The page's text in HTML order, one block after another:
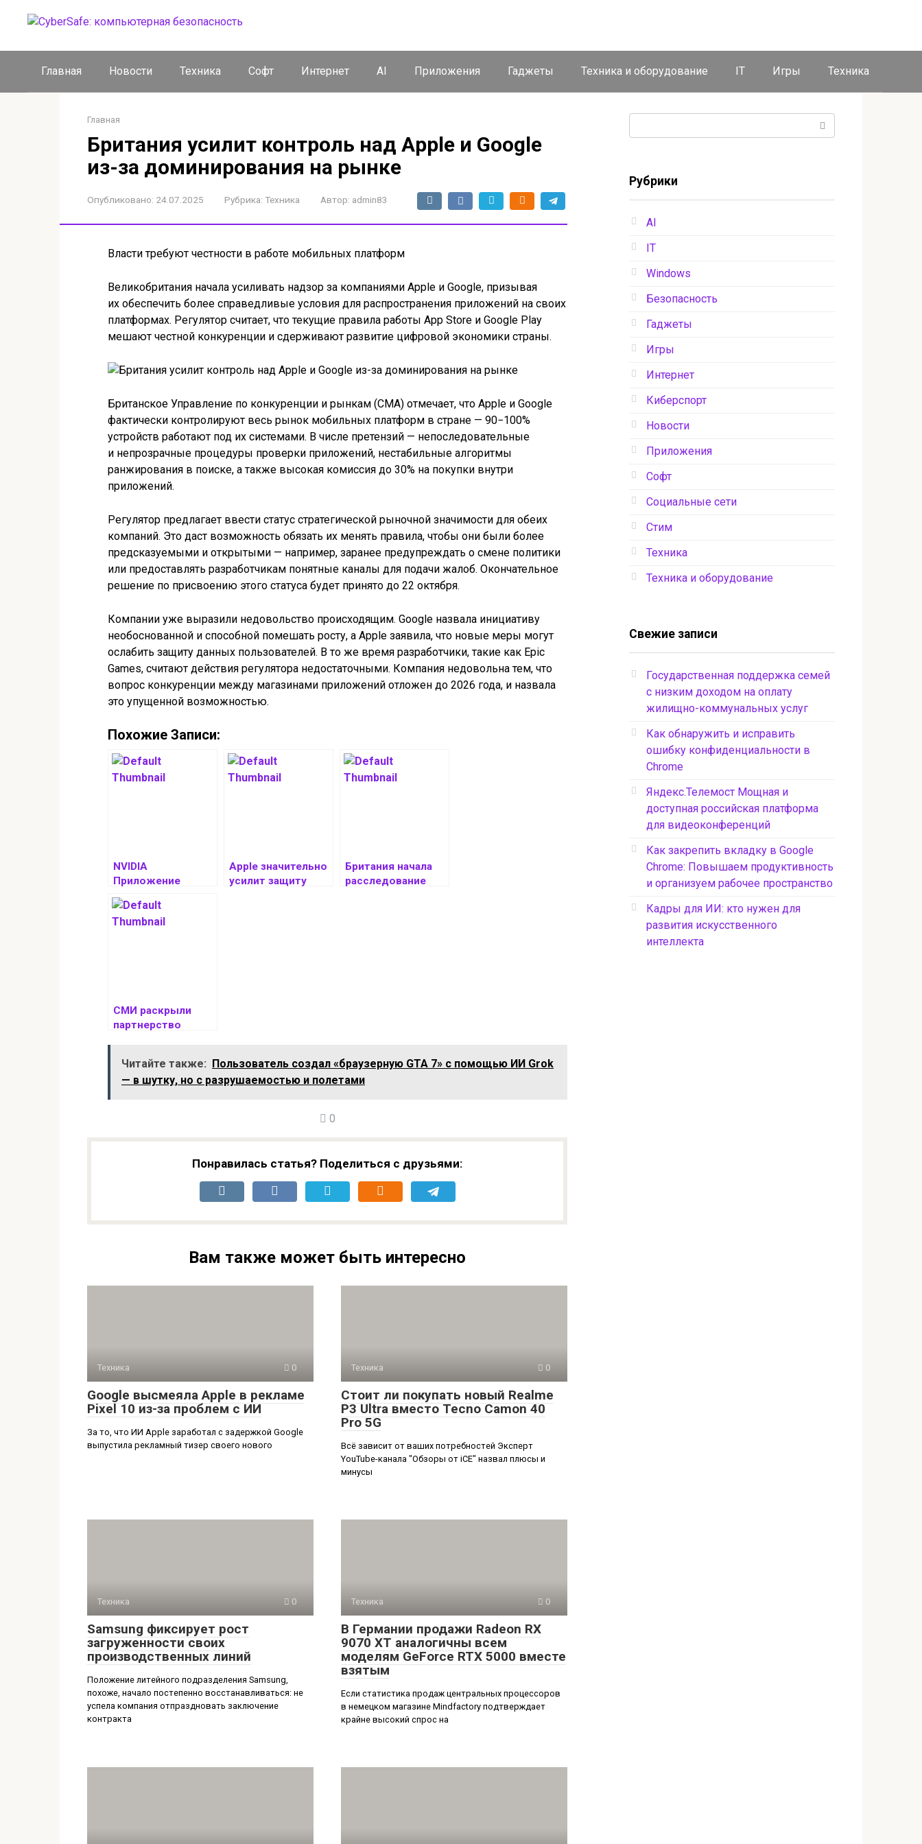
Главная Новости Техника Софт Интернет AI Приложения Гаджеты Техника и оборудование IT Игры Техника
Главная
Британия усилит контроль над Apple и Google
из-за доминирования на рынке
Опубликовано: 24.07.2025 Рубрика: Техника Автор: admin83
Власти требуют честности в работе мобильных платформ
Великобритания начала усиливать надзор за компаниями Apple и Google, призывая
их обеспечить более справедливые условия для распространения приложений на своих
платформах. Регулятор считает, что текущие правила работы App Store и Google Play
мешают честной конкуренции и сдерживают развитие цифровой экономики страны.
Британское Управление по конкуренции и рынкам (CMA) отмечает, что Apple и Google
фактически контролируют весь рынок мобильных платформ в стране — 90−100%
устройств работают под их системами. В числе претензий — непоследовательные
и непрозрачные процедуры проверки приложений, нестабильные алгоритмы
ранжирования в поиске, а также высокая комиссия до 30% на покупки внутри
приложений.
Регулятор предлагает ввести статус стратегической рыночной значимости для обеих
компаний. Это даст возможность обязать их менять правила, чтобы они были более
предсказуемыми и открытыми — например, заранее предупреждать о смене политики
или предоставлять разработчикам понятные каналы для подачи жалоб. Окончательное
решение по присвоению этого статуса будет принято до 22 октября.
Компании уже выразили недовольство происходящим. Google назвала инициативу
необоснованной и способной помешать росту, а Apple заявила, что новые меры могут
ослабить защиту данных пользователей. В то же время разработчики, такие как Epic
Games, считают действия регулятора недостаточными. Компания недовольна тем, что
вопрос конкуренции между магазинами приложений отложен до 2026 года, и назвала
это упущенной возможностью.
Похожие Записи:
NVIDIA
Приложение
обновилось до
версии 11.0.2.308,
получив
Apple значительно
усилит защиту
Британия начала
расследование
СМИ раскрыли
партнерство
военными над ИИ
Читайте также: Пользователь создал «браузерную GTA 7» с помощью ИИ Grok
— в шутку, но с разрушаемостью и полетами
0
Понравилась статья? Поделиться с друзьями:
Вам также может быть интересно
Техника 0
Google высмеяла Apple в рекламе
Pixel 10 из-за проблем с ИИ
За то, что ИИ Apple заработал с задержкой Google
выпустила рекламный тизер своего нового
Техника 0
Стоит ли покупать новый Realme
P3 Ultra вместо Tecno Camon 40
Pro 5G
Всё зависит от ваших потребностей Эксперт
YouTube-канала "Обзоры от iCE" назвал плюсы и
минусы
Техника 0
Samsung фиксирует рост
загруженности своих
производственных линий
Положение литейного подразделения Samsung,
похоже, начало постепенно восстанавливаться: не
успела компания отпраздновать заключение
контракта
Техника 0
В Германии продажи Radeon RX
9070 XT аналогичны всем
моделям GeForce RTX 5000 вместе
взятым
Если статистика продаж центральных процессоров
в немецком магазине Mindfactory подтверждает
крайне высокий спрос на
Рубрики
AI
IT
Windows
Безопасность
Гаджеты
Игры
Интернет
Киберспорт
Новости
Приложения
Софт
Социальные сети
Стим
Техника
Техника и оборудование
Свежие записи
Государственная поддержка семей
с низким доходом на оплату
жилищно-коммунальных услуг
Как обнаружить и исправить
ошибку конфиденциальности в
Chrome
Яндекс.Телемост Мощная и
доступная российская платформа
для видеоконференций
Как закрепить вкладку в Google
Chrome: Повышаем продуктивность
и организуем рабочее пространство
Кадры для ИИ: кто нужен для
развития искусственного
интеллекта